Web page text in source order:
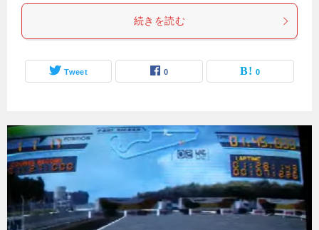
続きを読む
Tweet 0 0